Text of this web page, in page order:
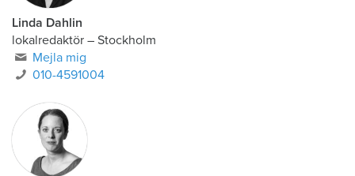
Linda Dahlin
lokalredaktör – Stockholm
Mejla mig
010-4591004